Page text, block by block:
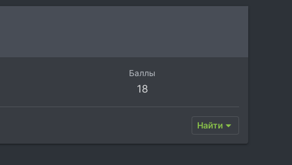
Баллы
18
Найти